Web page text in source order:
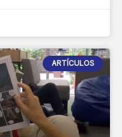
ARTÍCULOS